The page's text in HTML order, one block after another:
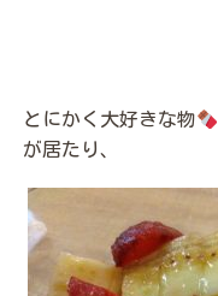
とにかく大好きな物
が居たり、